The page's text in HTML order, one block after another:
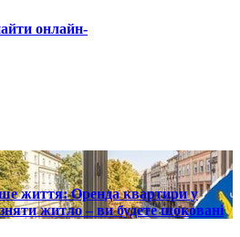
онлайн-
життя: Оренда квартири у
житло – ви будете шоковані